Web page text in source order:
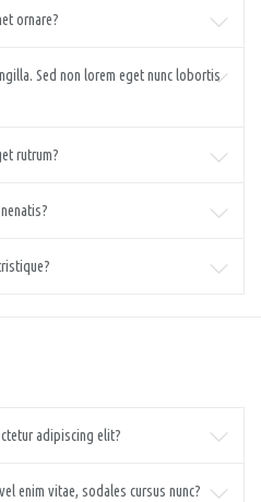
ornare?
Sed non lorem eget nunc lobortis
rutrum?
adipiscing elit?
enim vitae, sodales cursus nunc?